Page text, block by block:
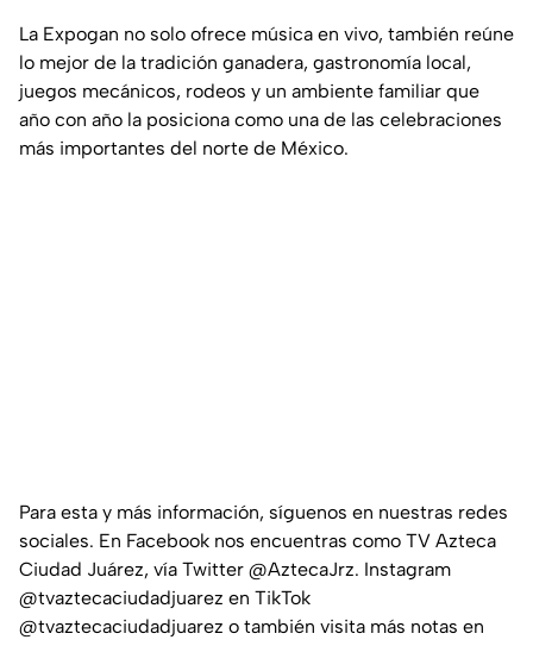
La Expogan no solo ofrece música en vivo, también reúne
lo mejor de la tradición ganadera, gastronomía local,
juegos mecánicos, rodeos y un ambiente familiar que
año con año la posiciona como una de las celebraciones
más importantes del norte de México.
Para esta y más información, síguenos en nuestras redes
sociales. En Facebook nos encuentras como TV Azteca
Ciudad Juárez, vía Twitter @AztecaJrz. Instagram
@tvaztecaciudadjuarez en TikTok
@tvaztecaciudadjuarez o también visita más notas en